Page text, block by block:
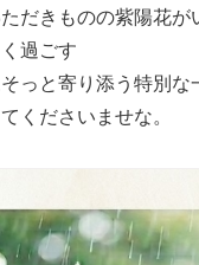
だきものの紫陽花が
過ごす
っと寄り添う特別な
くださいませな。